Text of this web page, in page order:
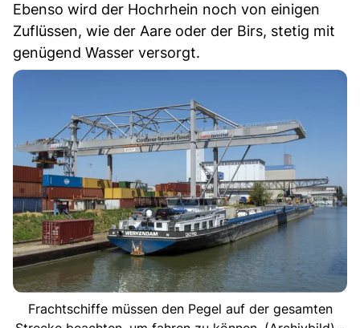
Ebenso wird der Hochrhein noch von einigen
Zuflüssen, wie der Aare oder der Birs, stetig mit
genügend Wasser versorgt.
Frachtschiffe müssen den Pegel auf der gesamten